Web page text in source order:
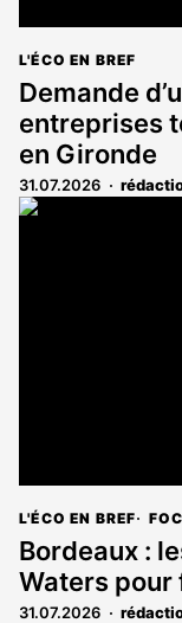
L'ÉCO EN BREF
Demande
entreprises
en Gironde
31.07.2026
L'ÉCO EN BREF
Bordeaux :
Waters pour
31.07.2026